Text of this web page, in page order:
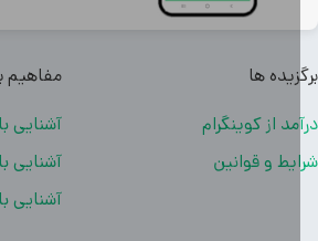
ها
از کوینگرام
و قوانین
مفاهیم
آشنایی با
آشنایی با
آشنایی با